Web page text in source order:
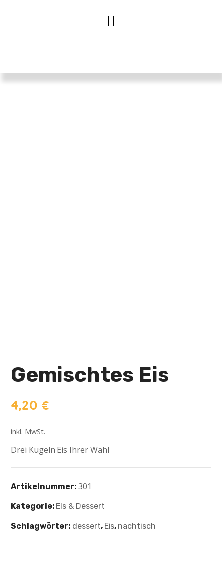
Gemischtes Eis
4,20 €
inkl. MwSt.
Drei Kugeln Eis Ihrer Wahl
Artikelnummer:301
Kategorie: Eis & Dessert
Schlagwörter: dessert, Eis, nachtisch